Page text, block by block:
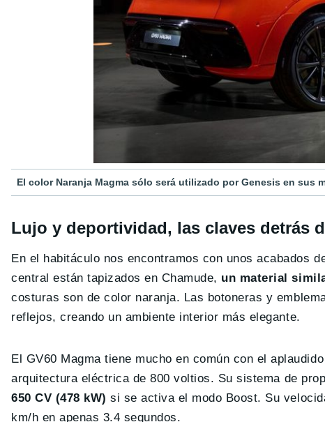
El color Naranja Magma sólo será utilizado por Genesis en sus
Lujo y deportividad, las claves detrás
En el habitáculo nos encontramos con unos acabados
central están tapizados en Chamude, un material
costuras son de color naranja. Las botoneras y
reflejos, creando un ambiente interior más elegante.
El GV60 Magma tiene mucho en común con el
arquitectura eléctrica de 800 voltios. Su sistema de
650 CV (478 kW)si se activa el modo Boost. Su
km/h en apenas 3.4 segundos.